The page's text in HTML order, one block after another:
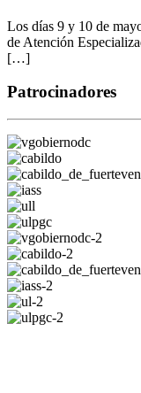
Los días 9 y 10 de
de Atención
[…]
Patrocinadores